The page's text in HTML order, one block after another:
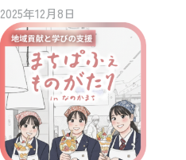
2025年12月8日